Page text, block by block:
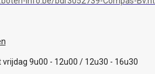
vrijdag 9u00 - 12u00 / 12u30 - 16u30